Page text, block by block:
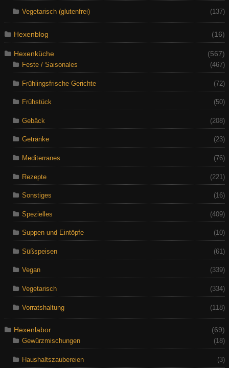
Vegetarisch (glutenfrei) (137)
Hexenblog (16)
Hexenküche
(567)
Feste / Saisonales
(467)
Frühlingsfrische Gerichte (72)
Frühstück (50)
Gebäck (208)
Getränke (23)
Mediterranes (76)
Rezepte (221)
Sonstiges (16)
Spezielles (409)
Suppen und Eintöpfe (10)
Süßspeisen (61)
Vegan (339)
Vegetarisch (334)
Vorratshaltung (118)
Hexenlabor
(69)
Gewürzmischungen
(18)
Haushaltszaubereien (3)